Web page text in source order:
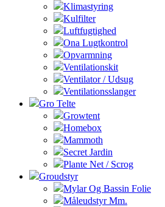
Klimastyring
Kulfilter
Luftfugtighed
Ona Lugtkontrol
Opvarmning
Ventilationskit
Ventilator / Udsug
Ventilationsslanger
Gro Telte
Growtent
Homebox
Mammoth
Secret Jardin
Plante Net / Scrog
Groudstyr
Mylar Og Bassin Folie
Måleudstyr Mm.